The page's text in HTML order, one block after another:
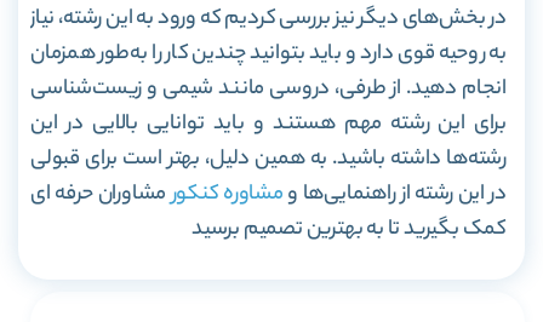
در بخش‌های دیگر نیز بررسی کردیم که ورود به این رشته، نیاز
به روحیه قوی دارد و باید بتوانید چندین کار را به‌طور همزمان
انجام دهید. از طرفی، دروسی مانند شیمی و زیست‌شناسی
برای این رشته مهم هستند و باید توانایی بالایی در این
رشته‌ها داشته باشید. به همین دلیل، بهتر است برای قبولی
در این رشته از راهنمایی‌ها ومشاوره کنکورمشاوران حرفه ای
کمک بگیرید تا به بهترین تصمیم برسید